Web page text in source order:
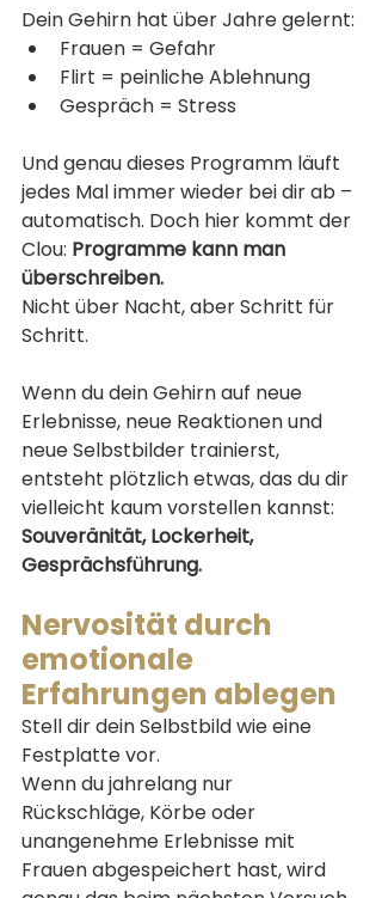
Dein Gehirn hat über Jahre gelernt:
Frauen = Gefahr
Flirt = peinliche Ablehnung
Gespräch = Stress
Und genau dieses Programm läuft
jedes Mal immer wieder bei dir ab –
automatisch. Doch hier kommt der
Clou: Programme kann man
überschreiben.
Nicht über Nacht, aber Schritt für
Schritt.
Wenn du dein Gehirn auf neue
Erlebnisse, neue Reaktionen und
neue Selbstbilder trainierst,
entsteht plötzlich etwas, das du dir
vielleicht kaum vorstellen kannst:
Souveränität, Lockerheit,
Gesprächsführung.
Nervosität durch
emotionale
Erfahrungen ablegen
Stell dir dein Selbstbild wie eine
Festplatte vor.
Wenn du jahrelang nur
Rückschläge, Körbe oder
unangenehme Erlebnisse mit
Frauen abgespeichert hast, wird